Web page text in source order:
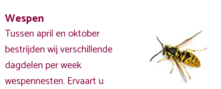
Wespen
Tussen april en oktober
bestrijden wij verschillende
dagdelen per week
wespennesten. Ervaart u